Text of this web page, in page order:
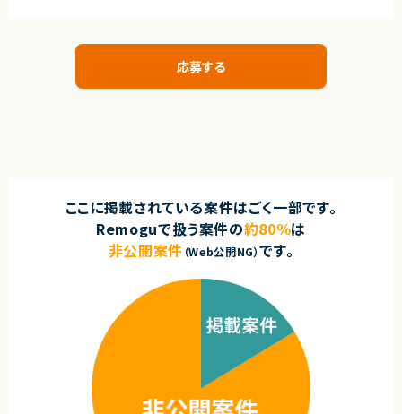
応募する
ここに掲載されている案件はごく一部です。
Remoguで扱う案件の約80％は
非公開案件 （Web公開NG）です。